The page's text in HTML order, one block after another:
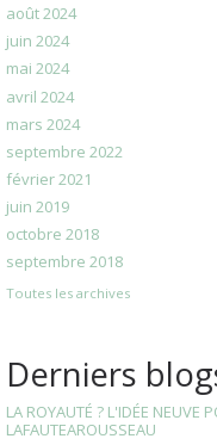
août 2024
juin 2024
mai 2024
avril 2024
mars 2024
septembre 2022
février 2021
juin 2019
octobre 2018
septembre 2018
Toutes les archives
Derniers
LA ROYAUTÉ ? L'IDÉE NEUVE
LAFAUTEAROUSSEAU